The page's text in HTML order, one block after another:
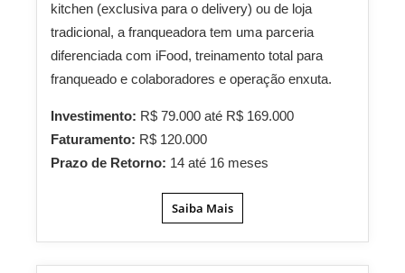
kitchen (exclusiva para o delivery) ou de loja
tradicional, a franqueadora tem uma parceria
diferenciada com iFood, treinamento total para
franqueado e colaboradores e operação enxuta.
Investimento: R$ 79.000 até R$ 169.000
Faturamento: R$ 120.000
Prazo de Retorno: 14 até 16 meses
Saiba Mais